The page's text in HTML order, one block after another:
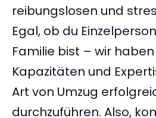
reibungslosen und
Egal, ob du
Familie bist – wir
Kapazitäten und
Art von Umzug
durchzuführen. Also,